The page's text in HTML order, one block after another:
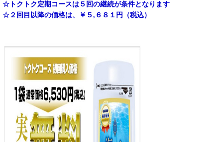
☆トクトク定期コースは５回の継続が条件となります
☆２回目以降の価格は、￥５,６８１円（税込）